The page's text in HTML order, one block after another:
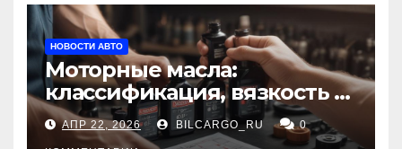
НОВОСТИ АВТО
Моторные масла:
классификация, вязкость и
рекомендации по выбору
для различных типов
АПР 22, 2026 BILCARGO_RU 0